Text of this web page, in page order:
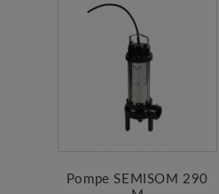
Pompe SEMISOM 290